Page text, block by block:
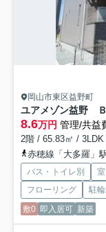
岡山市東区益野町
ユアメゾン益野 Ｂ
8.6万円 管理/共益
2階 / 65.83㎡ /
赤穂線「大多羅」
バス・トイレ別
フローリング
駐
敷0 即入居可 新築